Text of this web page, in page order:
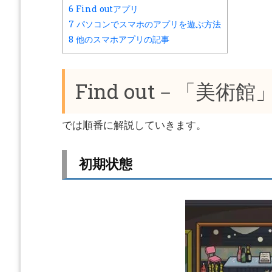
6 Find outアプリ
7 パソコンでスマホのアプリを遊ぶ方法
8 他のスマホアプリの記事
Find out－「美術館
では順番に解説していきます。
初期状態